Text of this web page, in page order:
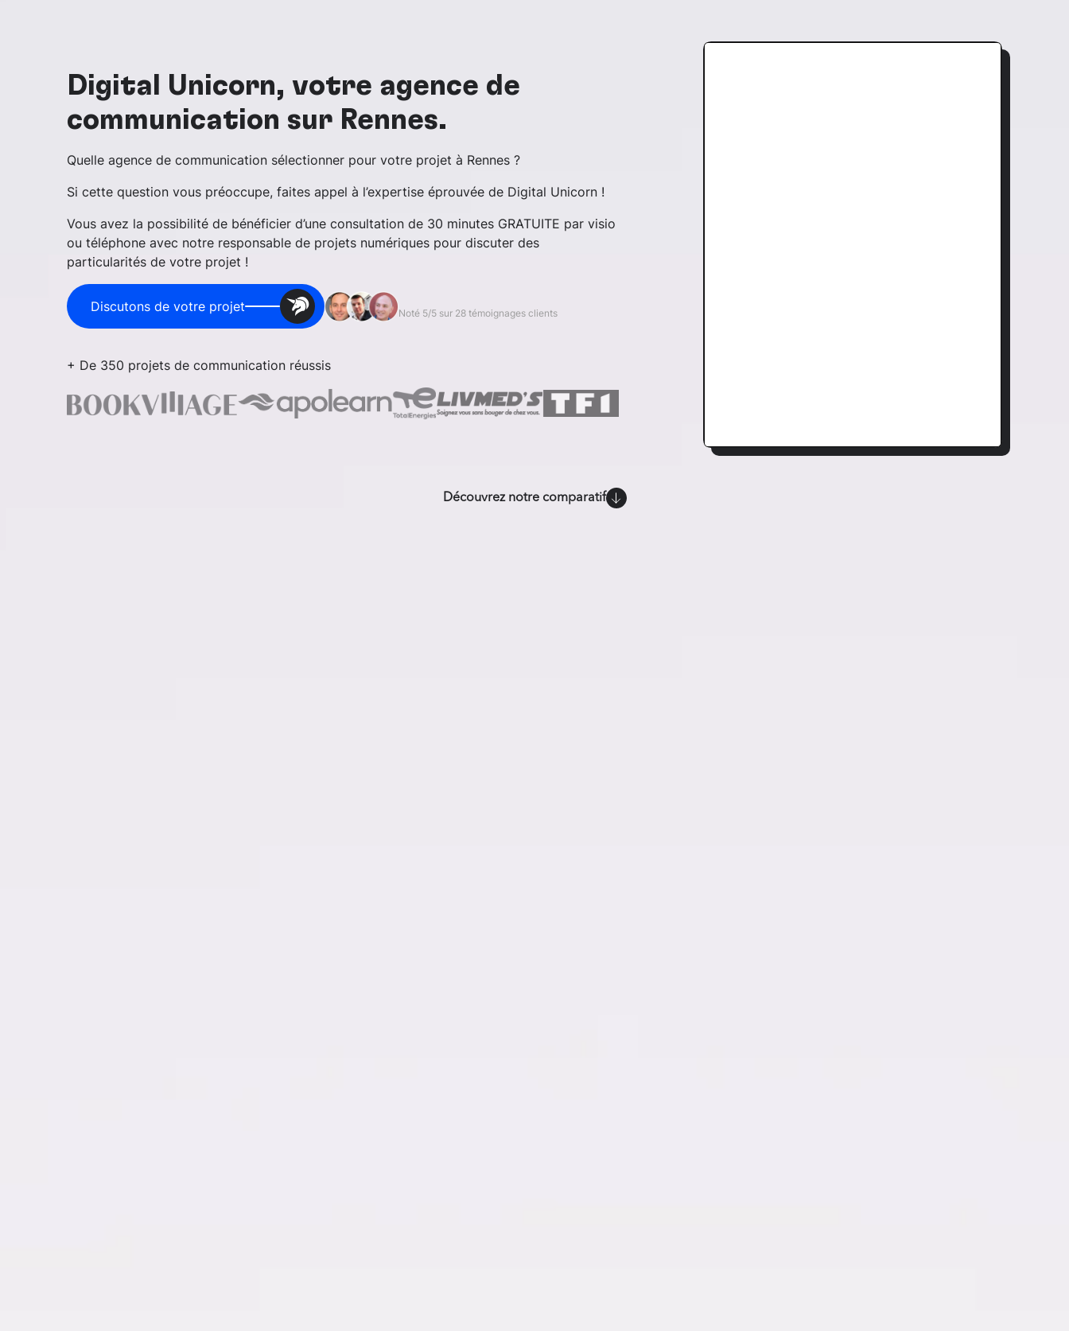
Digital Unicorn, votre agence de
communication sur Rennes.
Quelle agence de communication sélectionner pour votre projet à Rennes ?
Si cette question vous préoccupe, faites appel à l’expertise éprouvée de Digital Unicorn !
Vous avez la possibilité de bénéficier d’une consultation de 30 minutes GRATUITE par visio
ou téléphone avec notre responsable de projets numériques pour discuter des
particularités de votre projet !
Discutons de votre projet Noté 5/5 sur 28 témoignages clients
+ De 350 projets de communication réussis
Découvrez notre comparatif